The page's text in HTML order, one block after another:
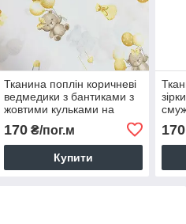
Тканина поплін коричневі
ведмедики з бантиками з
жовтими кульками на
білому (ТУРЦІЯ шир. 2,4
м) (R-FR-0867)
170₴/пог.м
Купити
170